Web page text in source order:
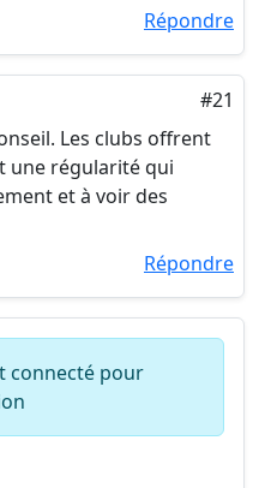
Répondre
#21
Les clubs offrent
une régularité qui
et à voir des
Répondre
connecté pour